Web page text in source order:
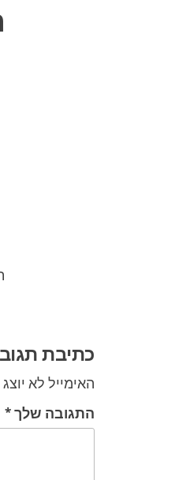
כתיבת
האימייל לא
התגובה שלך*